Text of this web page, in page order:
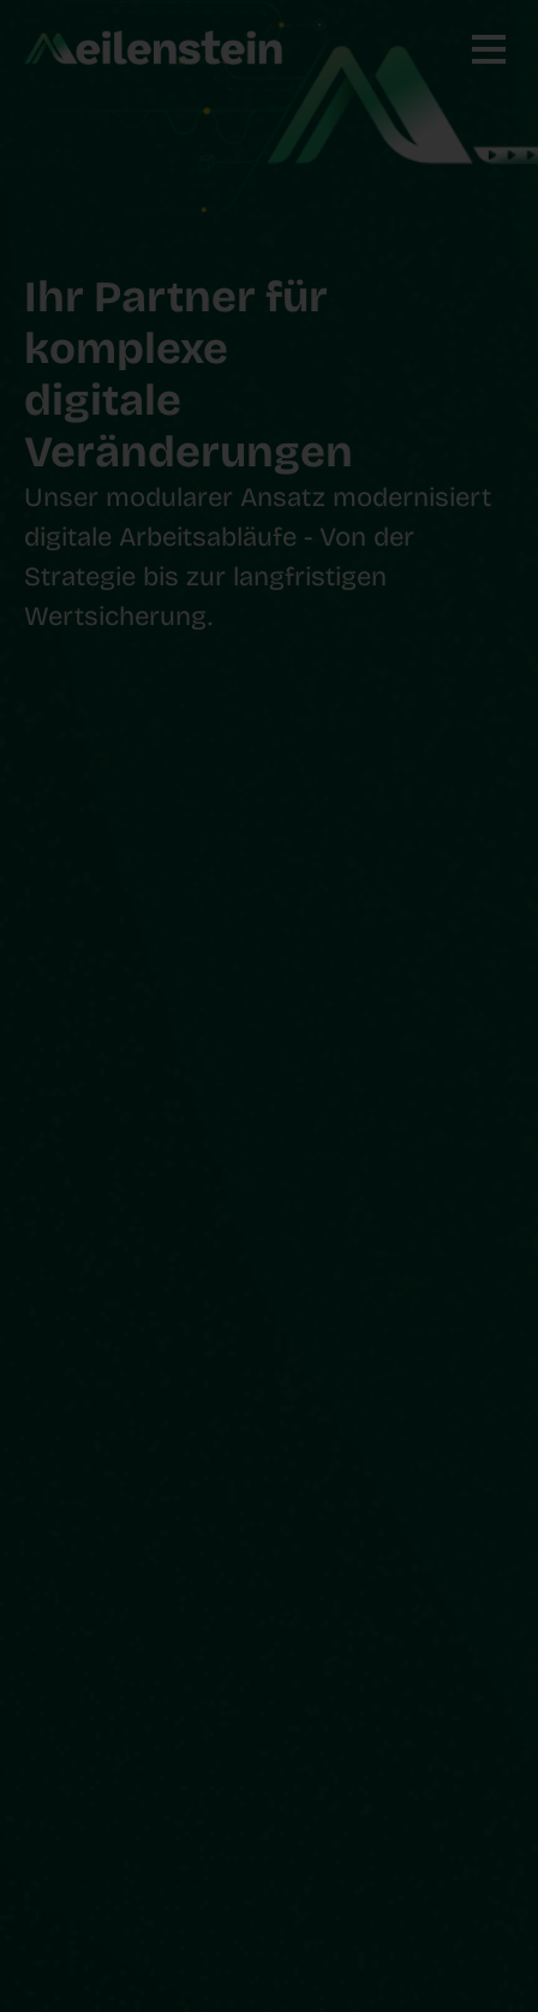
Ihr Partner für
komplexe
digitale
Veränderungen
Unser modularer Ansatz modernisiert
digitale Arbeitsabläufe - Von der
Strategie bis zur langfristigen
Wertsicherung.